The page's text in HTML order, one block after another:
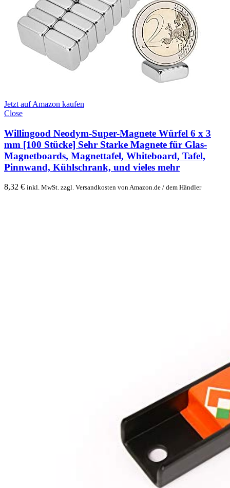
Jetzt auf Amazon kaufen
Close
Willingood Neodym-Super-Magnete Würfel 6 x 3
mm [100 Stücke] Sehr Starke Magnete für Glas-
Magnetboards, Magnettafel, Whiteboard, Tafel,
Pinnwand, Kühlschrank, und vieles mehr
8,32 € inkl. MwSt. zzgl. Versandkosten von Amazon.de / dem Händler